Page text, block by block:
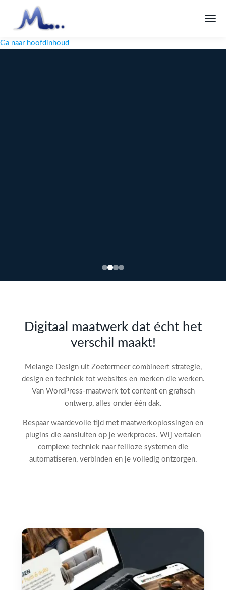
Ga naar hoofdinhoud
de SEO-
audit
Digitaal maatwerk dat écht het
verschil maakt!
Melange Design uit Zoetermeer combineert strategie,
design en techniek tot websites en merken die werken.
Van WordPress-maatwerk tot content en grafisch
ontwerp, alles onder één dak.
Bespaar waardevolle tijd met maatwerkoplossingen en
plugins die aansluiten op je werkproces. Wij vertalen
complexe techniek naar feilloze systemen die
automatiseren, verbinden en je volledig ontzorgen.